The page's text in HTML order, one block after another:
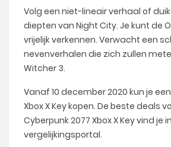
Volg een niet-lineair verhaal of
diepten van Night City. Je kunt de
vrijelijk verkennen. Verwacht een
nevenverhalen die zich zullen
Witcher 3.
Vanaf 10 december 2020 kun je
Xbox X Key kopen. De beste deals
Cyberpunk 2077 Xbox X Key vind je
vergelijkingsportal.